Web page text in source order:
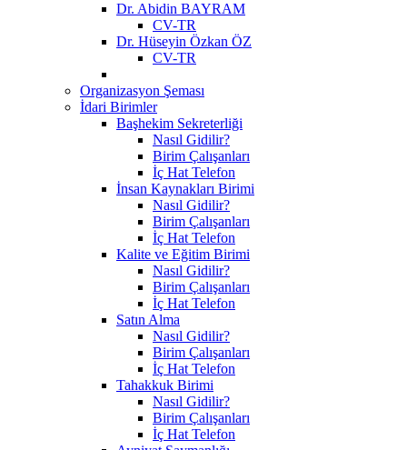
Dr. Abidin BAYRAM
CV-TR
Dr. Hüseyin Özkan ÖZ
CV-TR
Organizasyon Şeması
İdari Birimler
Başhekim Sekreterliği
Nasıl Gidilir?
Birim Çalışanları
İç Hat Telefon
İnsan Kaynakları Birimi
Nasıl Gidilir?
Birim Çalışanları
İç Hat Telefon
Kalite ve Eğitim Birimi
Nasıl Gidilir?
Birim Çalışanları
İç Hat Telefon
Satın Alma
Nasıl Gidilir?
Birim Çalışanları
İç Hat Telefon
Tahakkuk Birimi
Nasıl Gidilir?
Birim Çalışanları
İç Hat Telefon